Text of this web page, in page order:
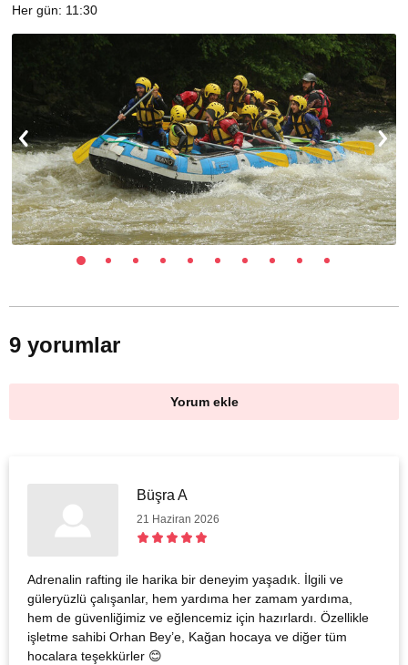
Her gün: 11:30
9 yorumlar
Yorum ekle
Büşra A
21 Haziran 2026
Adrenalin rafting ile harika bir deneyim yaşadık. İlgili ve
güleryüzlü çalışanlar, hem yardıma her zamam yardıma,
hem de güvenliğimiz ve eğlencemiz için hazırlardı. Özellikle
işletme sahibi Orhan Bey’e, Kağan hocaya ve diğer tüm
hocalara teşekkürler 😊